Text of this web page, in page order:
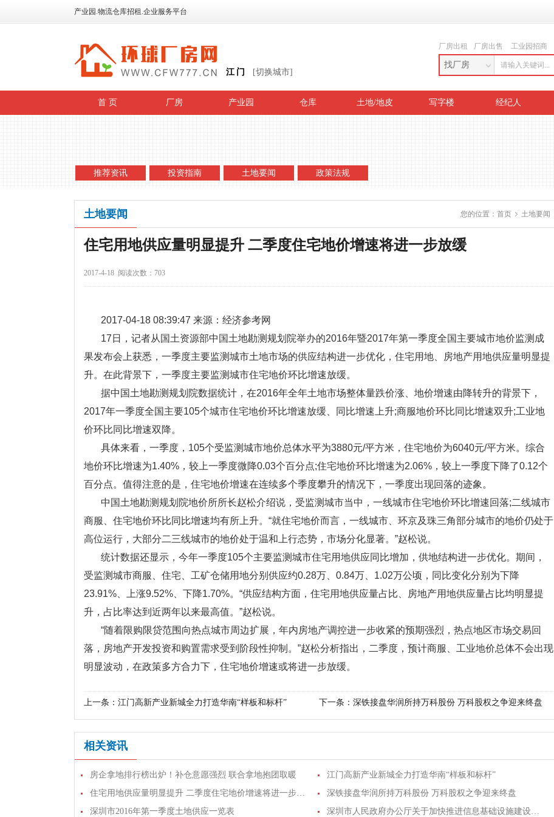
产业园.物流仓库招租.企业服务平台
江门 [切换城市]
厂房出租 厂房出售 工业园招商
找厂房
首 页 厂房 产业园 仓库 土地/地皮 写字楼 经纪人
推荐资讯 投资指南 土地要闻 政策法规
土地要闻 您的位置： 首页 土地要闻
住宅用地供应量明显提升 二季度住宅地价增速将进一步放缓
2017-4-18 阅读次数：703
2017-04-18 08:39:47 来源：经济参考网
17日，记者从国土资源部中国土地勘测规划院举办的2016年暨2017年第一季度全国主要城市地价监测成
果发布会上获悉，一季度主要监测城市土地市场的供应结构进一步优化，住宅用地、房地产用地供应量明显提
升。在此背景下，一季度主要监测城市住宅地价环比增速放缓。
据中国土地勘测规划院数据统计，在2016年全年土地市场整体量跌价涨、地价增速由降转升的背景下，
2017年一季度全国主要105个城市住宅地价环比增速放缓、同比增速上升;商服地价环比同比增速双升;工业地
价环比同比增速双降。
具体来看，一季度，105个受监测城市地价总体水平为3880元/平方米，住宅地价为6040元/平方米。综合
地价环比增速为1.40%，较上一季度微降0.03个百分点;住宅地价环比增速为2.06%，较上一季度下降了0.12个
百分点。值得注意的是，住宅地价增速在连续多个季度攀升的情况下，一季度出现回落的迹象。
中国土地勘测规划院地价所所长赵松介绍说，受监测城市当中，一线城市住宅地价环比增速回落;二线城市
商服、住宅地价环比同比增速均有所上升。“就住宅地价而言，一线城市、环京及珠三角部分城市的地价仍处于
高位运行，大部分二三线城市的地价处于温和上行态势，市场分化显著。”赵松说。
统计数据还显示，今年一季度105个主要监测城市住宅用地供应同比增加，供地结构进一步优化。期间，
受监测城市商服、住宅、工矿仓储用地分别供应约0.28万、0.84万、1.02万公顷，同比变化分别为下降
23.91%、上涨9.52%、下降1.70%。“供应结构方面，住宅用地供应量占比、房地产用地供应量占比均明显提
升，占比率达到近两年以来最高值。”赵松说。
“随着限购限贷范围向热点城市周边扩展，年内房地产调控进一步收紧的预期强烈，热点地区市场交易回
落，房地产开发投资和购置需求受到阶段性抑制。”赵松分析指出，二季度，预计商服、工业地价总体不会出现
明显波动，在政策多方合力下，住宅地价增速或将进一步放缓。
上一条： 江门高新产业新城全力打造华南“样板和标杆” 下一条： 深铁接盘华润所持万科股份 万科股权之争迎来终盘
相关资讯
房企拿地排行榜出炉！补仓意愿强烈 联合拿地抱团取暖
江门高新产业新城全力打造华南“样板和标杆”
住宅用地供应量明显提升 二季度住宅地价增速将进一步放缓
深铁接盘华润所持万科股份 万科股权之争迎来终盘
深圳市2016年第一季度土地供应一览表
深圳市人民政府办公厅关于加快推进信息基础设施建设的通知